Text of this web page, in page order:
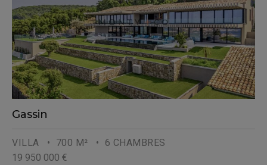
Gassin
VILLA • 700 M²
• 6 CHAMBRES
19 950 000 €